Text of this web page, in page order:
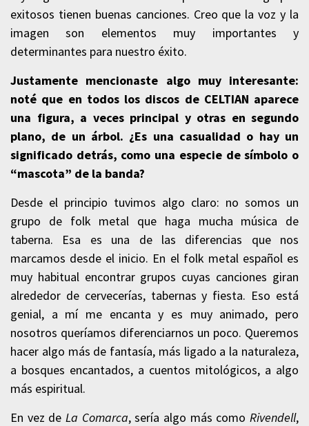
exitosos tienen buenas canciones. Creo que la voz y la
imagen son elementos muy importantes y
determinantes para nuestro éxito.
Justamente mencionaste algo muy interesante:
noté que en todos los discos de CELTIAN aparece
una figura, a veces principal y otras en segundo
plano, de un árbol. ¿Es una casualidad o hay un
significado detrás, como una especie de símbolo o
“mascota” de la banda?
Desde el principio tuvimos algo claro: no somos un
grupo de folk metal que haga mucha música de
taberna. Esa es una de las diferencias que nos
marcamos desde el inicio. En el folk metal español es
muy habitual encontrar grupos cuyas canciones giran
alrededor de cervecerías, tabernas y fiesta. Eso está
genial, a mí me encanta y es muy animado, pero
nosotros queríamos diferenciarnos un poco. Queremos
hacer algo más de fantasía, más ligado a la naturaleza,
a bosques encantados, a cuentos mitológicos, a algo
más espiritual.
En vez de La Comarca, sería algo más comoRivendell,